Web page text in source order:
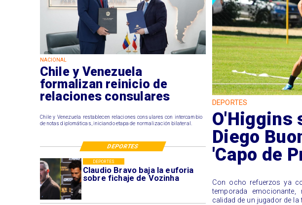
Claudio Bravo baja la euforia
sobre fichaje de Vozinha
DEPORTES
NACIONAL
Chile y Venezuela
formalizan reinicio de
relaciones consulares
Chile y Venezuela restablecen relaciones consulares con intercambio
de notas diplomáticas, iniciando etapa de normalización bilateral.
DEPORTES
O'Higgins
Diego
'Capo de
Con ocho refuerzos ya
temporada
calidad de un jugador de la
DEPORTES